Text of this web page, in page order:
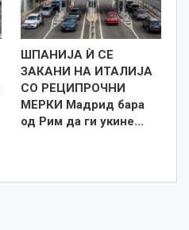
ШПАНИЈА Ѝ СЕ
ЗАКАНИ НА ИТАЛИЈА
СО РЕЦИПРОЧНИ
МЕРКИ Мадрид бара
од Рим да ги укине…